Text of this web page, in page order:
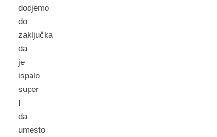
dodjemo
do
zaključka
da
je
ispalo
super
I
da
umesto